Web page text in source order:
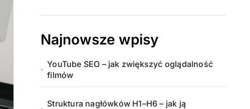
Najnowsze wpisy
YouTube SEO – jak zwiększyć oglądalność
filmów
Struktura nagłówków H1–H6 – jak ją